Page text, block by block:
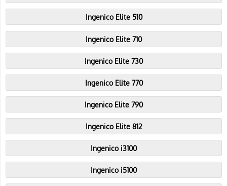
Ingenico Elite 510
Ingenico Elite 710
Ingenico Elite 730
Ingenico Elite 770
Ingenico Elite 790
Ingenico Elite 812
Ingenico i3100
Ingenico i5100